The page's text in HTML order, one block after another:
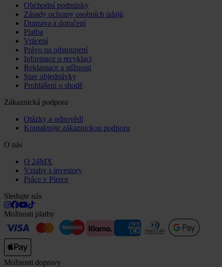
Obchodní podmínky
Zásady ochrany osobních údajů
Doprava a doručení
Platba
Vrácení
Právo na odstoupení
Informace o recyklaci
Reklamace a stížnosti
Stav objednávky
Prohlášení o shodě
Zákaznická podpora
Otázky a odpovědi
Kontaktujte zákaznickou podporu
O nás
O 24MX
Vztahy s investory
Práce v Pierce
Sledujte nás
Možnosti platby
Možnosti dopravy